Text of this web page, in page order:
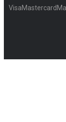
VisaMastercard